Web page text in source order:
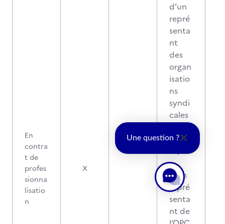
En
contra
t de
profes
sionna
lisatio
n
X
d’un
repré
senta
nt
des
organ
isatio
ns
syndi
cales
salari
és,
d’un
repré
senta
nt de
Une question ?